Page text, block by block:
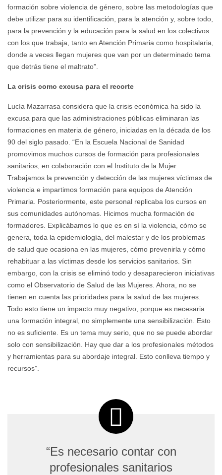
formación sobre violencia de género, sobre las metodologías que
debe utilizar para su identificación, para la atención y, sobre todo,
para la prevención y la educación para la salud en los colectivos
con los que trabaja, tanto en Atención Primaria como hospitalaria,
donde a veces llegan mujeres que van por un determinado tema
que detrás tiene el maltrato”.
La crisis como excusa para el recorte
Lucía Mazarrasa considera que la crisis económica ha sido la
excusa para que las administraciones públicas eliminaran las
formaciones en materia de género, iniciadas en la década de los
90 del siglo pasado. “En la Escuela Nacional de Sanidad
promovimos muchos cursos de formación para profesionales
sanitarios, en colaboración con el Instituto de la Mujer.
Trabajamos la prevención y detección de las mujeres víctimas de
violencia e impartimos formación para equipos de Atención
Primaria. Posteriormente, este personal replicaba los cursos en
sus comunidades autónomas. Hicimos mucha formación de
formadores. Explicábamos lo que es en sí la violencia, cómo se
genera, toda la epidemiología, del malestar y de los problemas
de salud que ocasiona en las mujeres, cómo prevenirla y cómo
rehabituar a las víctimas desde los servicios sanitarios. Sin
embargo, con la crisis se eliminó todo y desaparecieron iniciativas
como el Observatorio de Salud de las Mujeres. Ahora, no se
tienen en cuenta las prioridades para la salud de las mujeres.
Todo esto tiene un impacto muy negativo, porque es necesaria
una formación integral, no simplemente una sensibilización. Esto
no es suficiente. Es un tema muy serio, que no se puede abordar
solo con sensibilización. Hay que dar a los profesionales métodos
y herramientas para su abordaje integral. Esto conlleva tiempo y
recursos”.
“Es necesario contar con
profesionales sanitarios